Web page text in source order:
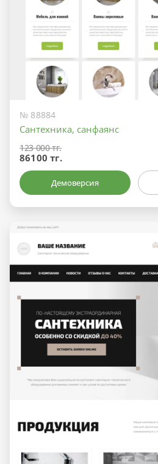
№ 88884
Сантехника, санфаянс
123 000 тг.
86100 тг.
Демоверсия